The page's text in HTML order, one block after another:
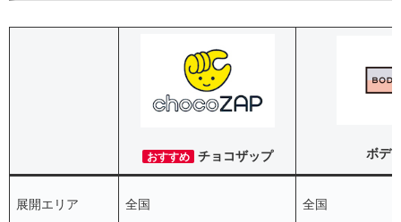
おすすめ チョコザップ ボデ
展開エリア 全国 全国